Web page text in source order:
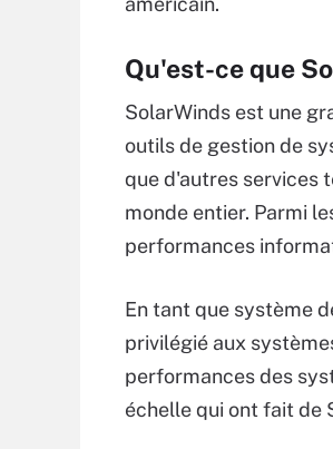
Qu'est-ce que
SolarWinds est une
outils de gestion de
que d'autres services
monde entier. Parmi
performances
En tant que système
privilégié aux
performances des
échelle qui ont fait de